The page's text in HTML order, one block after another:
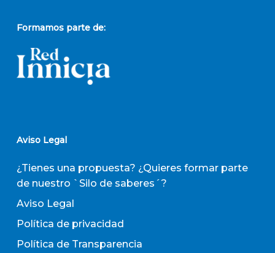
Formamos parte de:
Aviso Legal
¿Tienes una propuesta? ¿Quieres formar parte
de nuestro `Silo de saberes´?
Aviso Legal
Política de privacidad
Política de Transparencia